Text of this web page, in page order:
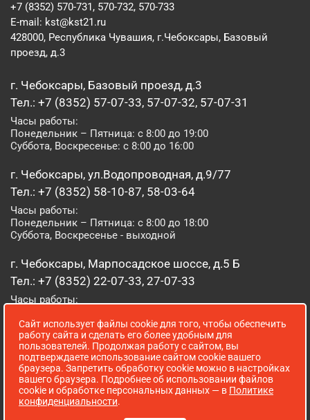
+7 (8352) 570-731, 570-732, 570-733
E-mail: kst@kst21.ru
428000, Республика Чувашия, г.Чебоксары, Базовый
проезд, д.3
г. Чебоксары, Базовый проезд, д.3
Тел.: +7 (8352) 57-07-33, 57-07-32, 57-07-31
Часы работы:
Понедельник – Пятница: с 8:00 до 19:00
Суббота, Воскресенье: с 8:00 до 16:00
г. Чебоксары, ул.Водопроводная, д.9/77
Тел.: +7 (8352) 58-10-87, 58-03-64
Часы работы:
Понедельник – Пятница: с 8:00 до 18:00
Суббота, Воскресенье - выходной
г. Чебоксары, Марпосадское шоссе, д.5 Б
Тел.: +7 (8352) 22-07-33, 27-07-33
Часы работы:
Суббота, Воскресенье: с 8:00 до 16:00
г. Йошкар-Ола, ул. Луначарского, д. 52 А
Тел.: (8362) 41-07-31
Часы работы:
Понедельник – Пятница: с 8:00 до 18:00
Сайт использует файлы cookie для того, чтобы обеспечить
работу сайта и сделать его более удобным для
пользователей. Продолжая работу с сайтом, вы
подтверждаете использование сайтом cookie вашего
браузера. Запретить обработку cookie можно в настройках
вашего браузера. Подробнее об использовании файлов
cookie и обработке персональных данных — в Политике
конфиденциальности.